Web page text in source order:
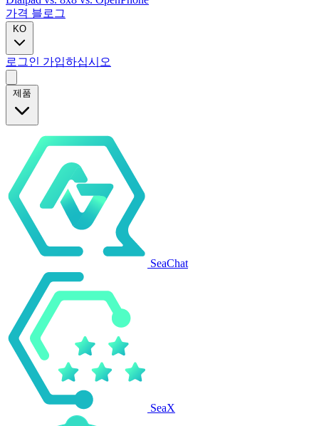
가격 블로그
KO
로그인 가입하십시오
제품
SeaChat
SeaX